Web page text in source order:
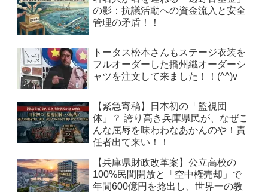
の影：抗議活動への資金流入と安全
管理の矛盾！！
トータス松本さんもステージ衣装を
フルオーダーした播州織オーダーシ
ャツを注文して来ました！！(^^)v
【緊急寄稿】日本初の「監視団
体」？ 誇り高き兵庫県民が、なぜこ
んな屈辱を味わわなあかんのや！責
任者出て来い！！
【兵庫県財政改革案】公立高校の
100%民間開放と「空中権売却」で
年間600億円を捻出し、世界一の教